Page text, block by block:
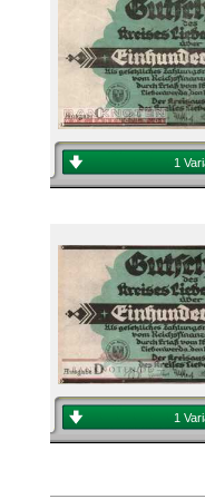
1
1